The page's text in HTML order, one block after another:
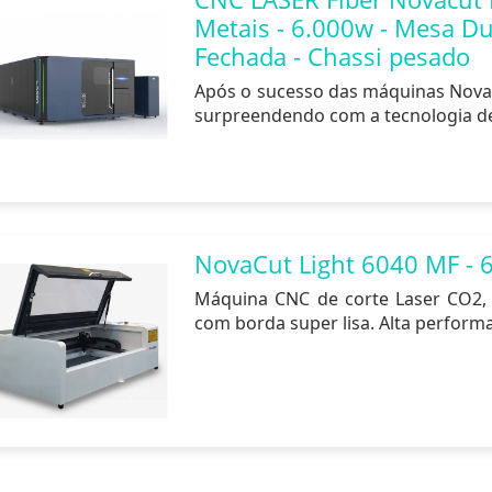
Metais - 6.000w - Mesa
Fechada - Chassi pesado
Após o sucesso das máquinas
surpreendendo com a tecnologia
NovaCut Light 6040 MF -
Máquina CNC de corte Laser
com borda super lisa. Alta